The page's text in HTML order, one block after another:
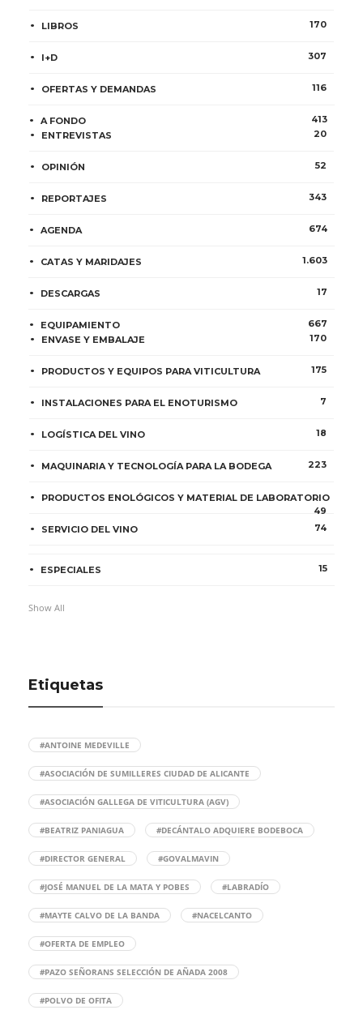
LIBROS 170
I+D 307
OFERTAS Y DEMANDAS 116
A FONDO
413
ENTREVISTAS
20
OPINIÓN 52
REPORTAJES 343
AGENDA 674
CATAS Y MARIDAJES 1.603
DESCARGAS 17
EQUIPAMIENTO
667
ENVASE Y EMBALAJE
170
PRODUCTOS Y EQUIPOS PARA VITICULTURA 175
INSTALACIONES PARA EL ENOTURISMO 7
LOGÍSTICA DEL VINO 18
MAQUINARIA Y TECNOLOGÍA PARA LA BODEGA 223
PRODUCTOS ENOLÓGICOS Y MATERIAL DE LABORATORIO
49
SERVICIO DEL VINO
74
ESPECIALES 15
Show All
Etiquetas
#ANTOINE MEDEVILLE
#ASOCIACIÓN DE SUMILLERES CIUDAD DE ALICANTE
#ASOCIACIÓN GALLEGA DE VITICULTURA (AGV)
#BEATRIZ PANIAGUA #DECÁNTALO ADQUIERE BODEBOCA
#DIRECTOR GENERAL #GOVALMAVIN
#JOSÉ MANUEL DE LA MATA Y POBES #LABRADÍO
#MAYTE CALVO DE LA BANDA #NACELCANTO
#OFERTA DE EMPLEO
#PAZO SEÑORANS SELECCIÓN DE AÑADA 2008
#POLVO DE OFITA